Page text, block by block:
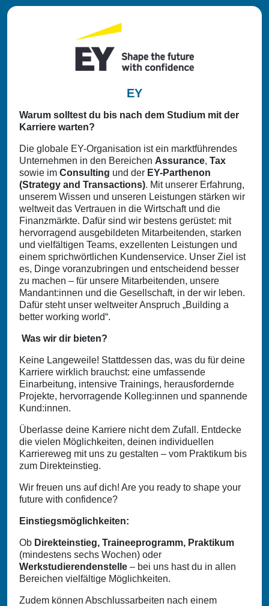
EY
Warum solltest du bis nach dem Studium mit der
Karriere warten?
Die globale EY-Organisation ist ein marktführendes
Unternehmen in den Bereichen Assurance, Tax
sowie im Consulting und der EY-Parthenon
(Strategy and Transactions). Mit unserer Erfahrung,
unserem Wissen und unseren Leistungen stärken wir
weltweit das Vertrauen in die Wirtschaft und die
Finanzmärkte. Dafür sind wir bestens gerüstet: mit
hervorragend ausgebildeten Mitarbeitenden, starken
und vielfältigen Teams, exzellenten Leistungen und
einem sprichwörtlichen Kundenservice. Unser Ziel ist
es, Dinge voranzubringen und entscheidend besser
zu machen – für unsere Mitarbeitenden, unsere
Mandant:innen und die Gesellschaft, in der wir leben.
Dafür steht unser weltweiter Anspruch „Building a
better working world“.
Was wir dir bieten?
Keine Langeweile! Stattdessen das, was du für deine
Karriere wirklich brauchst: eine umfassende
Einarbeitung, intensive Trainings, herausfordernde
Projekte, hervorragende Kolleg:innen und spannende
Kund:innen.
Überlasse deine Karriere nicht dem Zufall. Entdecke
die vielen Möglichkeiten, deinen individuellen
Karriereweg mit uns zu gestalten – vom Praktikum bis
zum Direkteinstieg.
Wir freuen uns auf dich! Are you ready to shape your
future with confidence?
Einstiegsmöglichkeiten:
Ob Direkteinstieg, Traineeprogramm, Praktikum
(mindestens sechs Wochen) oder
Werkstudierendenstelle – bei uns hast du in allen
Bereichen vielfältige Möglichkeiten.
Zudem können Abschlussarbeiten nach einem